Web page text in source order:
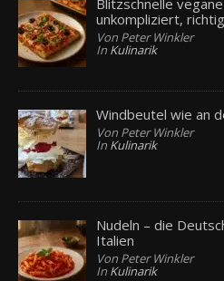
unkompliziert,
Von Peter Winkler
In Kulinarik
Windbeutel wie an
Von Peter Winkler
In Kulinarik
Nudeln – die
Italien
Von Peter Winkler
In Kulinarik